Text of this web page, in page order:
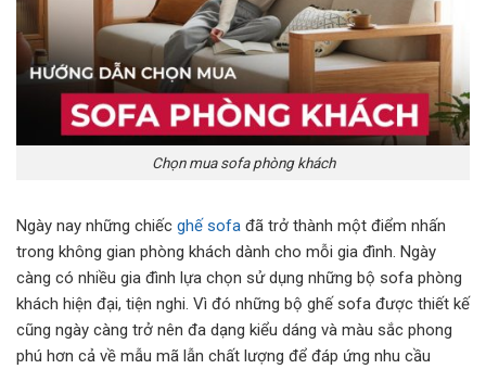
Chọn mua sofa phòng khách
Ngày nay những chiếc ghếsofa đã trở thành một điểm nhấn
trong không gian phòng khách dành cho mỗi gia đình. Ngày
càng có nhiều gia đình lựa chọn sử dụng những bộ sofa phòng
khách hiện đại, tiện nghi. Vì đó những bộ ghế sofa được thiết kế
cũng ngày càng trở nên đa dạng kiểu dáng và màu sắc phong
phú hơn cả về mẫu mã lẫn chất lượng để đáp ứng nhu cầu